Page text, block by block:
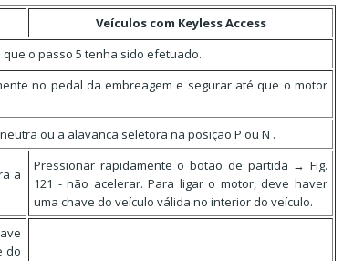
Veículos com Keyless Access
o passo 5 tenha sido efetuado.
no pedal da embreagem e segurar até que o motor
ou a alavanca seletora na posição P ou N .
a
Pressionar rapidamente o botão de partida → Fig.
121 - não acelerar. Para ligar o motor, deve haver
uma chave do veículo válida no interior do veículo.
do